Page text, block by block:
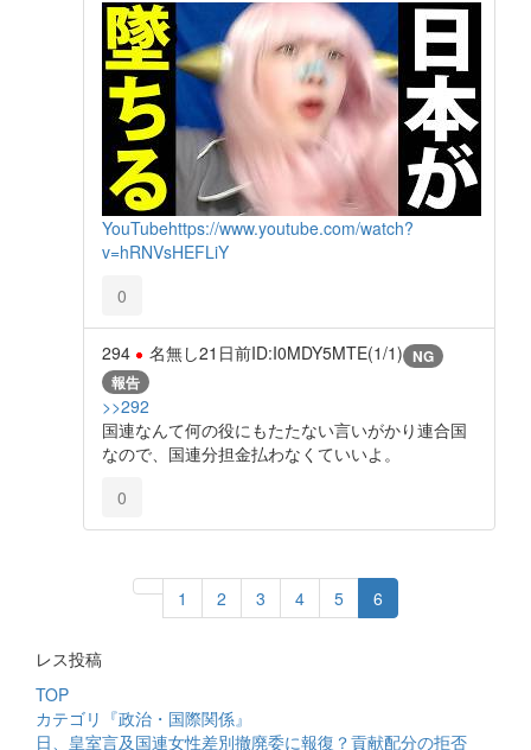
YouTubehttps://www.youtube.com/watch?
v=hRNVsHEFLiY
0
294 名無し21日前ID:I0MDY5MTE(1/1) NG
報告
>>292
国連なんて何の役にもたたない言いがかり連合国
なので、国連分担金払わなくていいよ。
0
1 2 3 4 5 6
レス投稿
TOP
カテゴリ『政治・国際関係』
日、皇室言及国連女性差別撤廃委に報復？貢献配分の拒否